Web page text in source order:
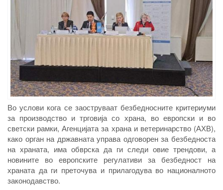
Во услови кога се заоструваат безбедносните критериуми
за производство и трговија со храна, во европски и во
светски рамки, Агенцијата за храна и ветеринарство (АХВ),
како орган на државната управа одговорен за безбедноста
на храната, има обврска да ги следи овие трендови, а
новините во европските регулативи за безбедност на
храната да ги преточува и прилагодува во националното
законодавство.